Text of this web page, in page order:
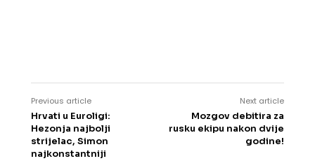
Previous article
Hrvati u Euroligi:
Hezonja najbolji
strijelac, Simon
najkonstantniji
Next article
Mozgov debitira za
rusku ekipu nakon dvije
godine!